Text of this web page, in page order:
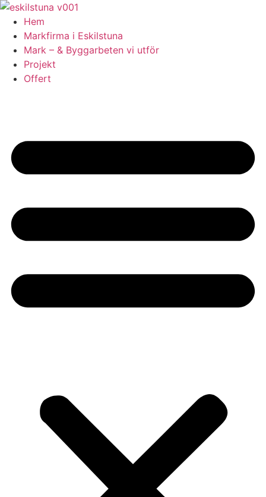
Skip
content
Hem
Markfirma i Eskilstuna
Mark – & Byggarbeten vi utför
Projekt
Offert